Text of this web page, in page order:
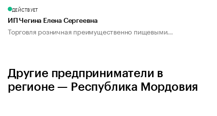
ДЕЙСТВУЕТ
ИП Чегина Елена Сергеевна
Торговля розничная преимущественно пищевыми...
Другие предприниматели в
регионе — Республика Мордовия